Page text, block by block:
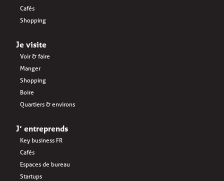
Cafés
Shopping
Je visite
Voir & faire
Manger
Shopping
Boire
Quartiers & environs
J’ entreprends
Key business FR
Cafés
Espaces de bureau
Startups